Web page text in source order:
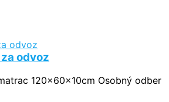
odvoz
120x60x10cm Osobný odber